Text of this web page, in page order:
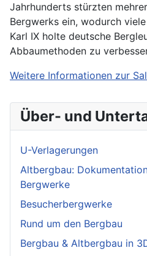
Jahrhunderts stürzten
Bergwerks ein, wodurch
Karl IX holte deutsche
Abbaumethoden zu
Weitere Informationen zur
Über- und
U-Verlagerungen
Altbergbau:
Bergwerke
Besucherbergwerke
Rund um den Bergbau
Bergbau & Altbergbau in